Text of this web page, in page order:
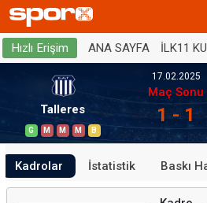
Hızlı Erişim ANA SAYFA İLK11
Talleres
G M M M B
17.02.2025
Maç Sonu
1 - 1
Kadrolar İstatistik Baskı